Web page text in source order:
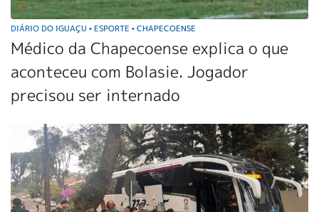
DIÁRIO DO IGUAÇU • ESPORTE • CHAPECOENSE
Médico da Chapecoense explica o que
aconteceu com Bolasie. Jogador
precisou ser internado